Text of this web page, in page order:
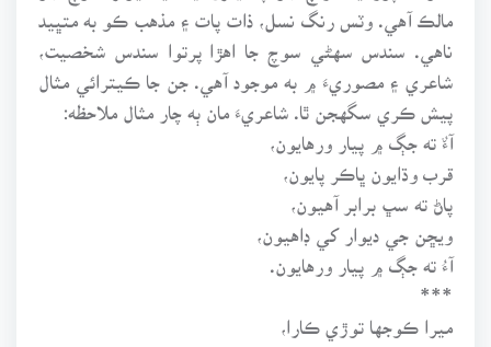
مالڪ آهي. وٽس رنگ نسل، ذات پات ۽ مذهب ڪو به متڀيد
ناهي. سندس سهڻي سوچ جا اهڙا پرتوا سندس شخصيت،
شاعري ۽ مصوريءَ ۾ به موجود آهي. جن جا ڪيترائي مثال
پيش ڪري سگهجن ٿا. شاعريءَ مان ٻه چار مثال ملاحظه:
آءٌ ته جڳ ۾ پيار ورهايون،
قرب وڌايون ڀاڪر پايون،
پاڻ ته سڀ برابر آهيون،
ويڇن جي ديوار کي ڊاهيون،
آءُ ته جڳ ۾ پيار ورهايون.
***
ميرا ڪوجها توڙي ڪارا،